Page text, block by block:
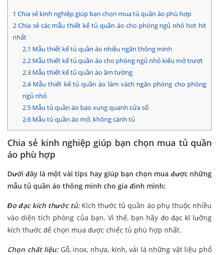
1 Chia sẻ kinh nghiệp giúp bạn chọn mua tủ quần áo phù hợp
2 Chia sẻ các mẫu thiết kế tủ quần áo cho phòng ngủ nhỏ hot hit
nhất
2.1 Mẫu thiết kế tủ quần áo nhiều ngăn thông minh
2.2Mẫu thiết kế tủ quần áo cho phòng ngủ nhỏ kiểu mở trượt
2.3Mẫu thiết kế tủ quần áo âm tường
2.4Mẫu thiết kế tủ quần áo làm vách ngăn phòng cho phòng
ngủ nhỏ
2.5Mẫu tủ quần áo bao xung quanh cửa sổ
2.6Mẫu tủ quần áo mở, không cánh tủ
Chia sẻ kinh nghiệp giúp bạn chọn mua tủ quần
áo phù hợp
Dưới đây là một vài tips hay giúp bạn chọn mua được những
mẫu tủ quần áo thông minh cho gia đình mình:
Đo đạc kích thước tủ:Kích thước tủ quần áo phụ thuộc nhiều
vào diện tích phòng của bạn. Vì thế, bạn hãy đo đạc kĩ lưỡng
kích thước để chọn mua được chiếc tủ phù hợp nhất.
Chọn chất liệu: Gỗ, inox, nhựa, kính, vải là những vật liệu phổ